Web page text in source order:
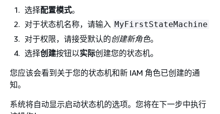
选择配置模式。
对于状态机名称，请输入 MyFirstStateMachine
对于权限，请接受默认的创建新角色。
选择创建按钮以实际创建您的状态机。
您应该会看到关于您的状态机和新 IAM 角色已创建的通
知。
系统将自动显示启动状态机的选项。您将在下一步中执行